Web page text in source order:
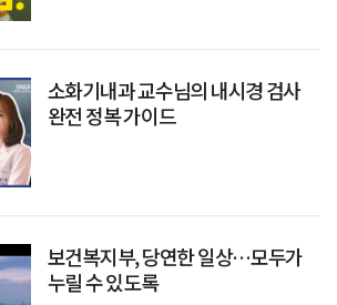
소화기내과 교수님의 내시경 검사
완전 정복 가이드
보건복지부, 당연한 일상…모두가
누릴 수 있도록